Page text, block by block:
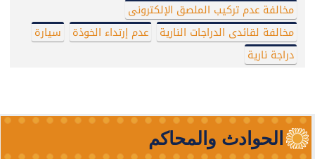
مخالفة عدم تركيب الملصق الإلكترونى
مخالفة لقائدى الدراجات النارية
عدم إرتداء الخوذة
سيارة
دراجة نارية
الحوادث والمحاكم